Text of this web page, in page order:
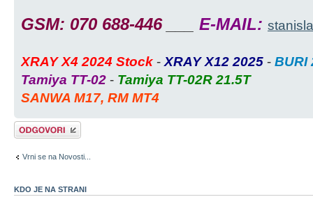
GSM: 070 688-446___ E-MAIL:
XRAY X4 2024 Stock - XRAY X12 2025 - BURI
Tamiya TT-02 - Tamiya TT-02R 21.5T
SANWA M17, RM MT4
Napiši odgovor
Vrni se na Novosti...
KDO JE NA STRANI